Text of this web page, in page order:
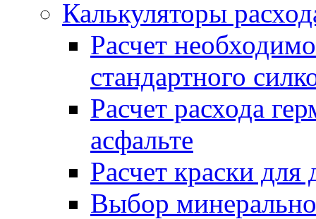
Калькуляторы
Расчет
стандартного
Расчет расхода
асфальте
Расчет краски
Выбор